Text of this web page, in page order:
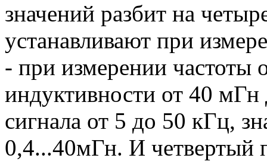
значений разбит на
устанавливают при
- при измерении частоты
индуктивности от 40
сигнала от 5 до 50 кГц,
0,4...40мГн. И четвертый